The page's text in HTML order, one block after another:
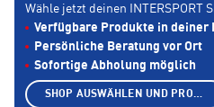
Wähle jetzt deinen INTERSPORT
Verfügbare Produkte in deiner
Persönliche Beratung vor Ort
Sofortige Abholung möglich
SHOP AUSWÄHLEN UND PRODUKTE ANZEIGEN